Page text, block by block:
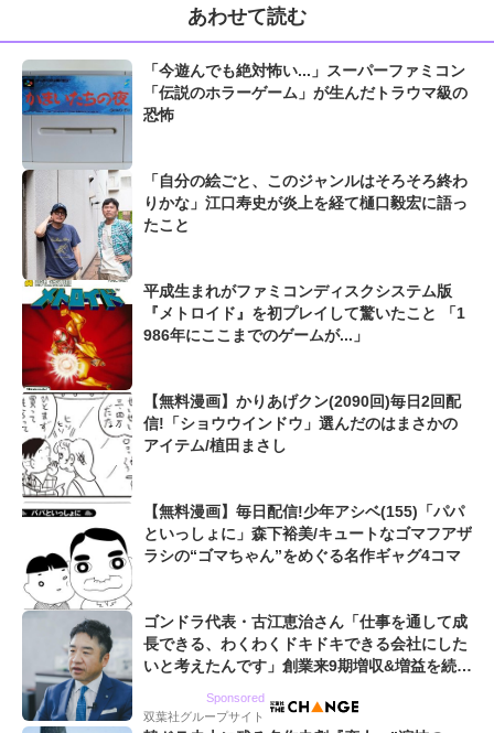
あわせて読む
「今遊んでも絶対怖い...」スーパーファミコン
「伝説のホラーゲーム」が生んだトラウマ級の
恐怖
「自分の絵ごと、このジャンルはそろそろ終わ
りかな」江口寿史が炎上を経て樋口毅宏に語っ
たこと
平成生まれがファミコンディスクシステム版
『メトロイド』を初プレイして驚いたこと 「1
986年にここまでのゲームが...」
【無料漫画】かりあげクン(2090回)毎日2回配
信!「ショウウインドウ」選んだのはまさかの
アイテム/植田まさし
【無料漫画】毎日配信!少年アシベ(155)「パパ
といっしょに」森下裕美/キュートなゴマフアザ
ラシの“ゴマちゃん”をめぐる名作ギャグ4コマ
ゴンドラ代表・古江恵治さん「仕事を通して成
長できる、わくわくドキドキできる会社にした
いと考えたんです」創業来9期増収&増益を続け
Sponsored
双葉社グループサイト